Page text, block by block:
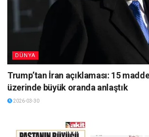
DÜNYA
Trump’tan İran açıklaması: 15
üzerinde büyük oranda anlaştık
2026-03-30